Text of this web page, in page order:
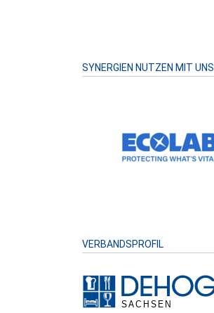
SYNERGIEN NUTZEN MIT
VERBANDSPROFIL